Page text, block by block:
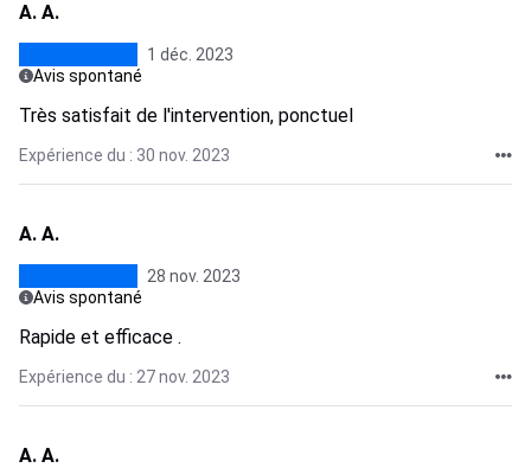
A. A.
1 déc. 2023
Avis spontané
Très satisfait de l'intervention, ponctuel
Expérience du : 30 nov. 2023
A. A.
28 nov. 2023
Avis spontané
Rapide et efficace .
Expérience du : 27 nov. 2023
A. A.